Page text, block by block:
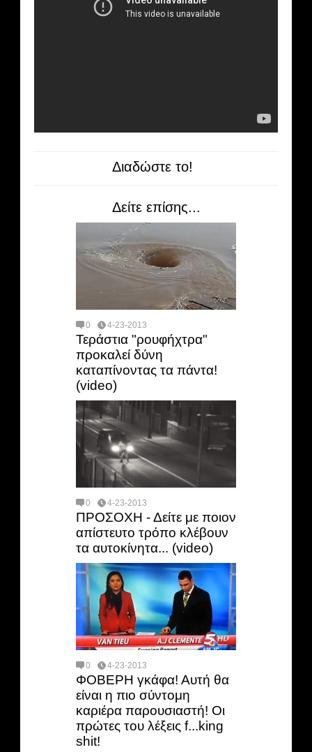
Διαδώστε το!
Δείτε επίσης...
0 4-23-2013
Τεράστια "ρουφήχτρα"
προκαλεί δύνη
καταπίνοντας τα πάντα!
(video)
0 4-23-2013
ΠΡΟΣΟΧΗ - Δείτε με ποιον
απίστευτο τρόπο κλέβουν
τα αυτοκίνητα... (video)
0 4-23-2013
ΦΟΒΕΡΗ γκάφα! Αυτή θα
είναι η πιο σύντομη
καριέρα παρουσιαστή! Οι
πρώτες του λέξεις f...king
shit!